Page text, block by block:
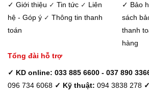
✓ Giới thiệu ✓ Tin tức ✓ Liên
hệ - Góp ý ✓ Thông tin thanh
toán
✓ Bảo
sách
thanh
hàng
Tổng đài hỗ trợ
✓ KD online: 033 885 6600 - 037 890
096 734 6068 ✓ Kỹ thuật: 094 3838 278